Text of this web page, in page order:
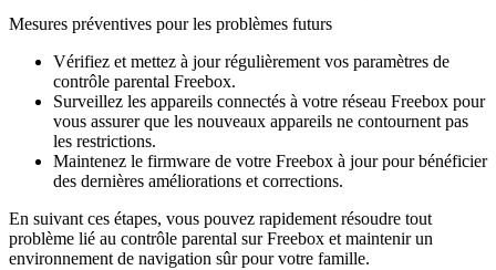
Mesures préventives pour les problèmes futurs
Vérifiez et mettez à jour régulièrement vos paramètres de
contrôle parental Freebox.
Surveillez les appareils connectés à votre réseau Freebox pour
vous assurer que les nouveaux appareils ne contournent pas
les restrictions.
Maintenez le firmware de votre Freebox à jour pour bénéficier
des dernières améliorations et corrections.
En suivant ces étapes, vous pouvez rapidement résoudre tout
problème lié au contrôle parental sur Freebox et maintenir un
environnement de navigation sûr pour votre famille.